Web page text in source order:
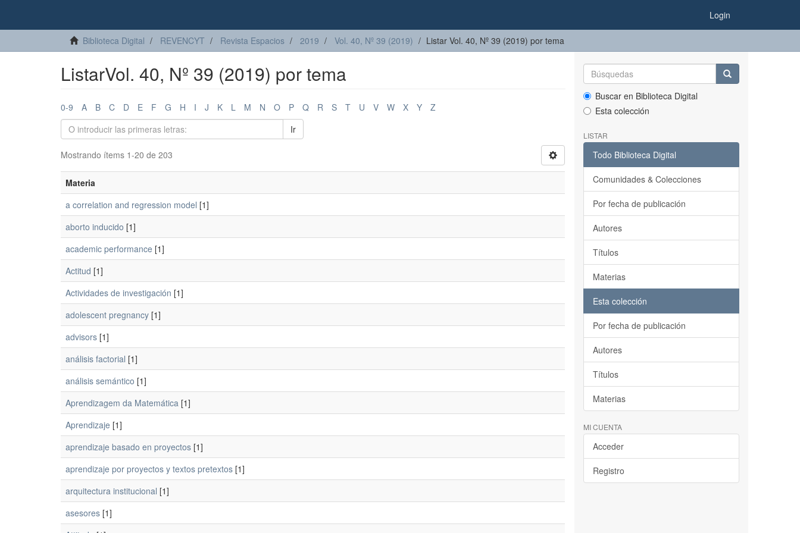
Login
Biblioteca Digital REVENCYT Revista Espacios 2019 Vol. 40, Nº 39 (2019) Listar Vol. 40, Nº 39 (2019) por tema
ListarVol. 40, Nº 39 (2019) por tema
0-9 A B C D E F G H I J K L M N O P Q R S T U V W X Y
Z
Ir
Mostrando ítems 1-20 de 203
Materia
a correlation and regression model [1]
aborto inducido [1]
academic performance [1]
Actitud [1]
Actividades de investigación [1]
adolescent pregnancy [1]
advisors [1]
análisis factorial [1]
análisis semántico [1]
Aprendizagem da Matemática [1]
Aprendizaje [1]
aprendizaje basado en proyectos [1]
aprendizaje por proyectos y textos pretextos [1]
arquitectura institucional [1]
asesores [1]
Buscar en Biblioteca Digital
Esta colección
LISTAR
Todo Biblioteca Digital
Comunidades & Colecciones
Por fecha de publicación
Autores
Títulos
Materias
Esta colección
Por fecha de publicación
Autores
Títulos
Materias
MI CUENTA
Acceder
Registro